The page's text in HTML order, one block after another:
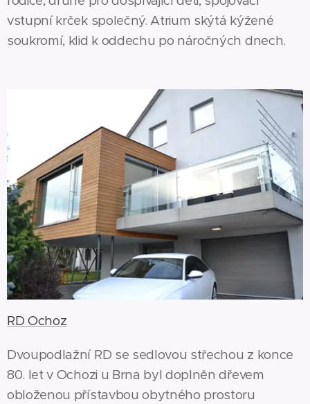
vstupní krček společný. Atrium skýtá kýžené
soukromí, klid k oddechu po náročných dnech.
RD Ochoz
Dvoupodlažní RD se sedlovou střechou z konce
80. let v Ochozi u Brna byl doplněn dřevem
obloženou přístavbou obytného prostoru